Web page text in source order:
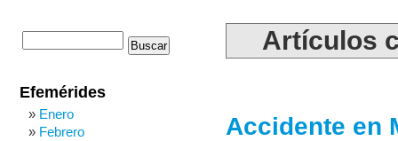
Artículos
Accidente en
Efemérides
Enero
Febrero